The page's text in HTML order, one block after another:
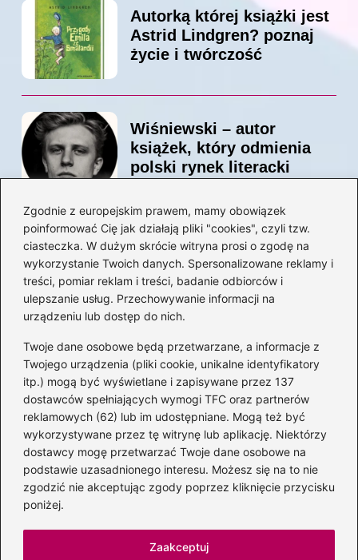
Zgodnie z europejskim prawem, mamy obowiązek
poinformować Cię jak działają pliki "cookies", czyli tzw.
ciasteczka. W dużym skrócie witryna prosi o zgodę na
wykorzystanie Twoich danych. Spersonalizowane reklamy i
treści, pomiar reklam i treści, badanie odbiorców i
ulepszanie usług. Przechowywanie informacji na
urządzeniu lub dostęp do nich.
Twoje dane osobowe będą przetwarzane, a informacje z
Twojego urządzenia (pliki cookie, unikalne identyfikatory
itp.) mogą być wyświetlane i zapisywane przez 137
dostawców spełniających wymogi TFC oraz partnerów
reklamowych (62) lub im udostępniane. Mogą też być
wykorzystywane przez tę witrynę lub aplikację. Niektórzy
dostawcy mogę przetwarzać Twoje dane osobowe na
podstawie uzasadnionego interesu. Możesz się na to nie
zgodzić nie akceptując zgody poprzez kliknięcie przycisku
poniżej.
Zaakceptuj
Autorką której książki jest
Astrid Lindgren? poznaj
życie i twórczość
Wiśniewski – autor
książek, który odmienia
polski rynek literacki
Magiczne kulisy życia
autora książki o Kubusiu
Puchatku
Odkryj inne książki autora
„Jaś i Małgosia”, które
musisz przeczytać
Odkrywając magiczny
świat: jakie książki napisał